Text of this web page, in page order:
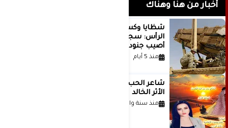
أخبار من هنا وهناك
شظايا وكسور في العظام وإصابات في
الرأس: سجلات جديدة تكشف كيف
أصيب جنود أمريكيون في الحرب الإيرانية
منذ 5 أيام
الأثر الخالد
منذ سنة واحدة